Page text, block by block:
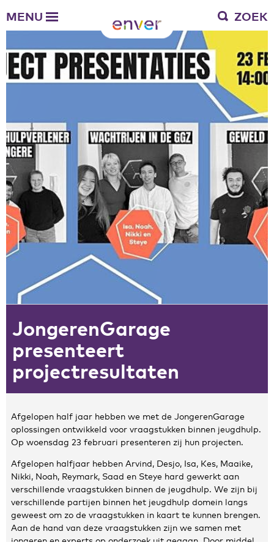
MENU ZOEK
Waar we voor staan
Verantwoording
Bestuur en toezicht
Zakelijke gegevens
Werken bij Enver
Vacatures
Stages
Enver als werkgever
Vrienden van Enver
Onze vrienden
Werkwijze
Nieuws
Contactgegevens
Zakelijke gegevens
Algemeen
Nieuws
Persoonlijke informatie en privacy
Privacyverklaring website
Klachtenregeling
Contact
JongerenGarage
presenteert
projectresultaten
Afgelopen half jaar hebben we met de JongerenGarage
oplossingen ontwikkeld voor vraagstukken binnen jeugdhulp.
Op woensdag 23 februari presenteren zij hun projecten.
Afgelopen halfjaar hebben Arvind, Desjo, Isa, Kes, Maaike,
Nikki, Noah, Reymark, Saad en Steye hard gewerkt aan
verschillende vraagstukken binnen de jeugdhulp. We zijn bij
verschillende partijen binnen het jeugdhulp domein langs
geweest om zo de vraagstukken in kaart te kunnen brengen.
Aan de hand van deze vraagstukken zijn we samen met
jongeren en experts op onderzoek uit gegaan. Door middel